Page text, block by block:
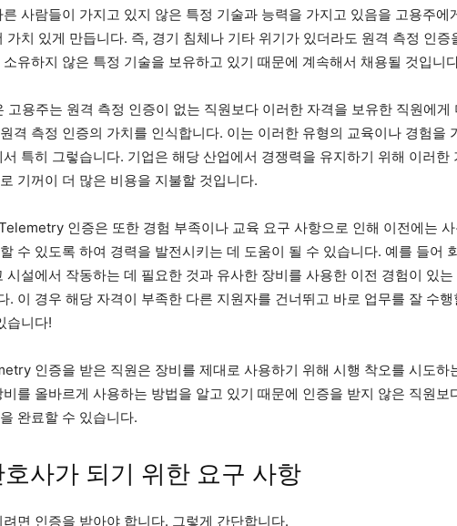
사람들이 가지고 있지 않은 특정 기술과 능력을 가지고 있음을 고용주에
가치 있게 만듭니다. 즉, 경기 침체나 기타 위기가 있더라도 원격 측정 인증
유하지 않은 특정 기술을 보유하고 있기 때문에 계속해서 채용될 것입니
고용주는 원격 측정 인증이 없는 직원보다 이러한 자격을 보유한 직원에게
격 측정 인증의 가치를 인식합니다. 이는 이러한 유형의 교육이나 경험을
특히 그렇습니다. 기업은 해당 산업에서 경쟁력을 유지하기 위해 이러한
기꺼이 더 많은 비용을 지불할 것입니다.
인증은 또한 경험 부족이나 교육 요구 사항으로 인해 이전에는
수 있도록 하여 경력을 발전시키는 데 도움이 될 수 있습니다. 예를 들어
시설에서 작동하는 데 필요한 것과 유사한 장비를 사용한 이전 경험이 있는
. 이 경우 해당 자격이 부족한 다른 지원자를 건너뛰고 바로 업무를 잘 수행
습니다!
인증을 받은 직원은 장비를 제대로 사용하기 위해 시행 착오를 시도하
를 올바르게 사용하는 방법을 알고 있기 때문에 인증을 받지 않은 직원보
완료할 수 있습니다.
사가 되기 위한 요구 사항
면 인증을 받아야 합니다. 그렇게 간단합니다.